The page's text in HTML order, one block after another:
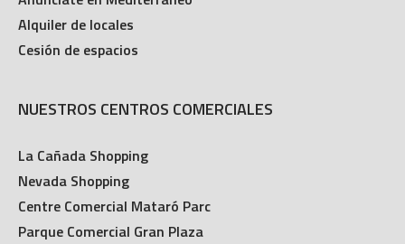
Alquiler de locales
Cesión de espacios
NUESTROS CENTROS COMERCIALES
La Cañada Shopping
Nevada Shopping
Centre Comercial Mataró Parc
Parque Comercial Gran Plaza